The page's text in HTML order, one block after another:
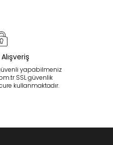
yapabilmeniz
SSL güvenlik
kullanmaktadır.